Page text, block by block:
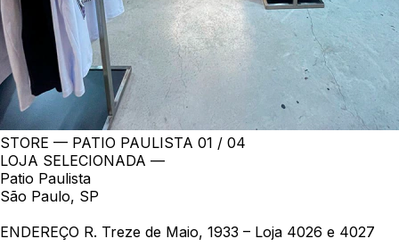
STORE — PATIO PAULISTA 01 / 04
LOJA SELECIONADA —
Patio Paulista
São Paulo, SP
ENDEREÇO R. Treze de Maio, 1933 – Loja 4026 e 4027